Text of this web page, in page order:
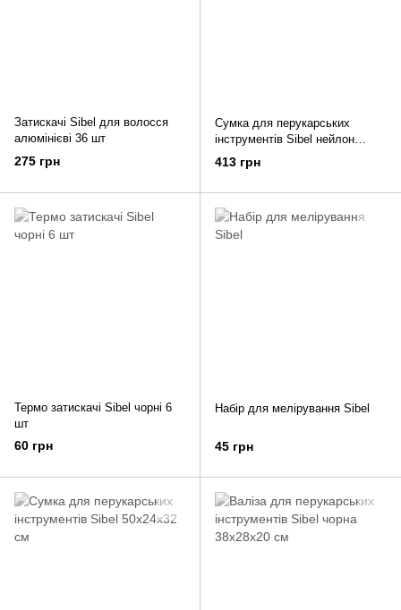
Затискачі Sibel для волосся
алюмінієві 36 шт
275 грн
Сумка для перукарських
інструментів Sibel нейлон
чорна
413 грн
Термо затискачі Sibel чорні 6
шт
60 грн
Набір для мелірування Sibel
45 грн